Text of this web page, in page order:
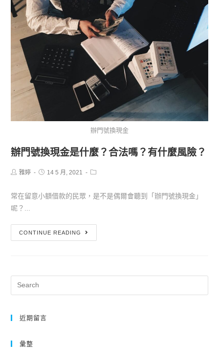
辦門號換現金
辦門號換現金是什麼？合法嗎？有什麼風險？
雅婷 14 5 月, 2021
常在留意小額借款的民眾，是不是偶爾會聽到「辦門號換現金」
呢？...
CONTINUE READING
近期留言
彙整